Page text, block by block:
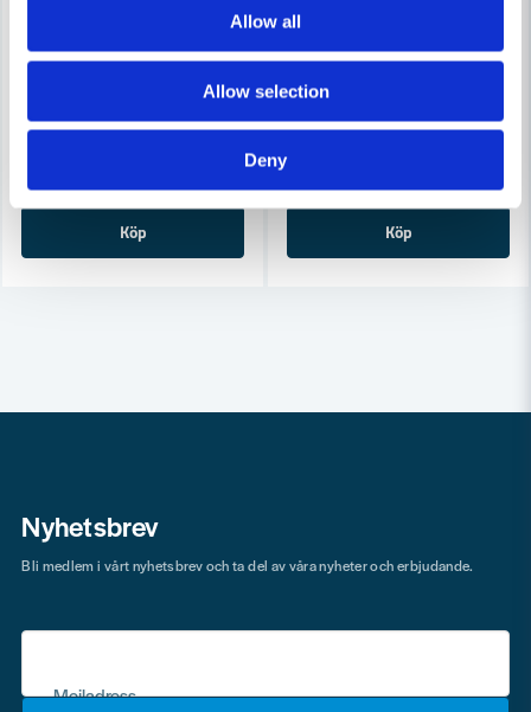
Allow all
Allow selection
Deny
Cobolt Skivnotfräs L=10 F=11mm
679 kr
633 kr
3-7 arbetsdagar
Köp
Cobolt Skivnotfräs L=10,
679 kr
633 kr
3-7 arbetsdagar
Köp
Nyhetsbrev
Mejladress
Bli medlem i vårt nyhetsbrev och ta del av våra nyheter och erbjudande.